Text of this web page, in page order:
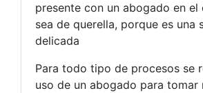
presente con un abogado en el
sea de querella, porque es una
delicada
Para todo tipo de procesos se
uso de un abogado para tomar